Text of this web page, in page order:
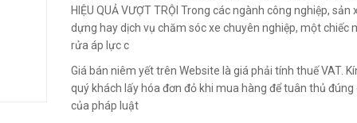
HIỆU QUẢ VƯỢT TRỘI Trong các ngành công nghiệp, sản
dựng hay dịch vụ chăm sóc xe chuyên nghiệp, một chiếc
rửa áp lực c
Giá bán niêm yết trên Website là giá phải tính thuế VAT.
quý khách lấy hóa đơn đỏ khi mua hàng để tuân thủ đúng
của pháp luật